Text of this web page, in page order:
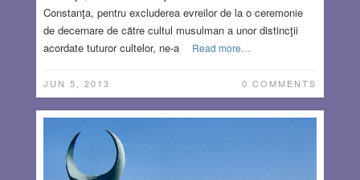
Constanţa, pentru excluderea evreilor de la o ceremonie
de decernare de către cultul musulman a unor distincţii
acordate tuturor cultelor, ne-a
Read more…
JUN 5, 2013 0 COMMENTS